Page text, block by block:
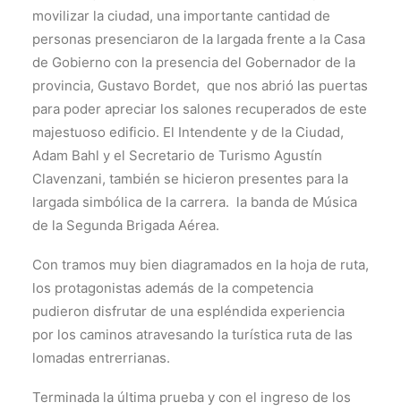
movilizar la ciudad, una importante cantidad de
personas presenciaron de la largada frente a la Casa
de Gobierno con la presencia del Gobernador de la
provincia, Gustavo Bordet, que nos abrió las puertas
para poder apreciar los salones recuperados de este
majestuoso edificio. El Intendente y de la Ciudad,
Adam Bahl y el Secretario de Turismo Agustín
Clavenzani, también se hicieron presentes para la
largada simbólica de la carrera. la banda de Música
de la Segunda Brigada Aérea.
Con tramos muy bien diagramados en la hoja de ruta,
los protagonistas además de la competencia
pudieron disfrutar de una espléndida experiencia
por los caminos atravesando la turística ruta de las
lomadas entrerrianas.
Terminada la última prueba y con el ingreso de los